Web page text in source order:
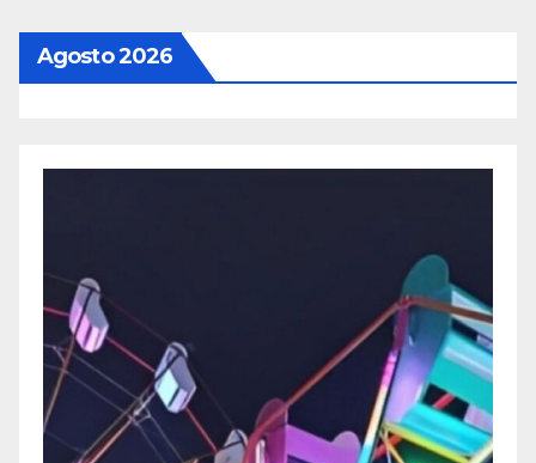
Agosto 2026